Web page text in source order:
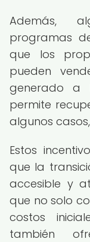
Además,
programas
que los
pueden
generado a
permite
algunos
Estos
que la
accesible y
que no solo
costos
también